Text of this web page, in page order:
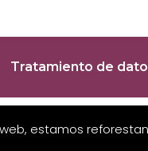
Tratamiento de
estamos